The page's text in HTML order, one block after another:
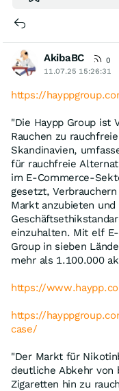
AkibaBC
0
11.07.25 15:26:31
https://
"Die Haypp Group ist
Rauchen zu
Skandinavien,
für rauchfreie
im E-Commerce-
gesetzt,
Markt anzubieten
einzuhalten. Mit elf
Group in sieben
mehr als 1.100.000
https://
https://
case/
"Der Markt für
deutliche Abkehr von
Zigaretten hin zu